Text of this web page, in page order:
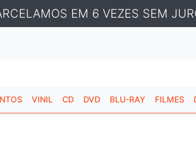
EM 6 VEZES SEM
VINIL CD DVD BLU-RAY FILMES